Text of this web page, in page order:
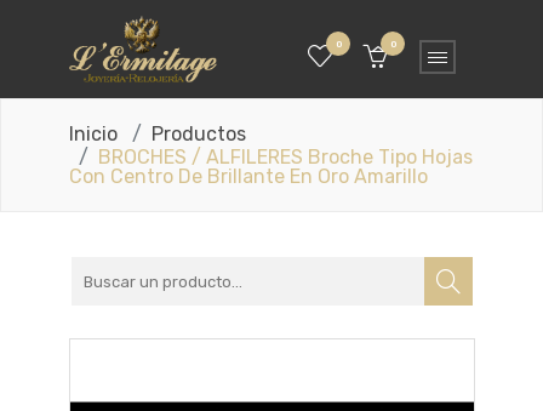
0 0
Inicio
Productos
BROCHES / ALFILERES Broche Tipo Hojas
Con Centro De Brillante En Oro Amarillo